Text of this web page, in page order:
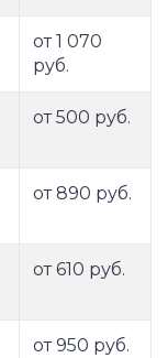
от 1 070
руб.
от 500 руб.
от 890 руб.
от 610 руб.
от 950 руб.